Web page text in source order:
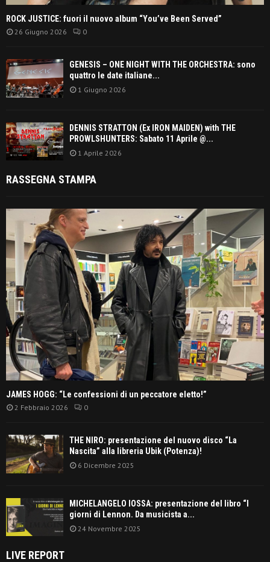
ROCK JUSTICE: fuori il nuovo album “You’ve Been Served”
26 Giugno 2026 0
GENESIS – ONE NIGHT WITH THE ORCHESTRA: sono
quattro le date italiane...
1 Giugno 2026
DENNIS STRATTON (Ex IRON MAIDEN) with THE
PROWLSHUNTERS: Sabato 11 Aprile @...
1 Aprile 2026
RASSEGNA STAMPA
JAMES HOGG: “Le confessioni di un peccatore eletto!”
2 Febbraio 2026 0
THE NIRO: presentazione del nuovo disco “La
Nascita” alla libreria Ubik (Potenza)!
6 Dicembre 2025
MICHELANGELO IOSSA: presentazione del libro “I
giorni di Lennon. Da musicista a...
24 Novembre 2025
LIVE REPORT